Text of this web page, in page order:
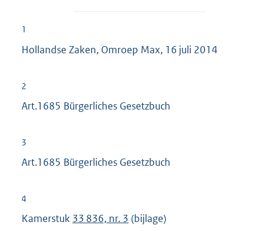
1
Hollandse Zaken, Omroep Max, 16 juli 2014
2
Art.1685 Bürgerliches Gesetzbuch
3
Art.1685 Bürgerliches Gesetzbuch
4
Kamerstuk 33 836, nr. 3 (bijlage)